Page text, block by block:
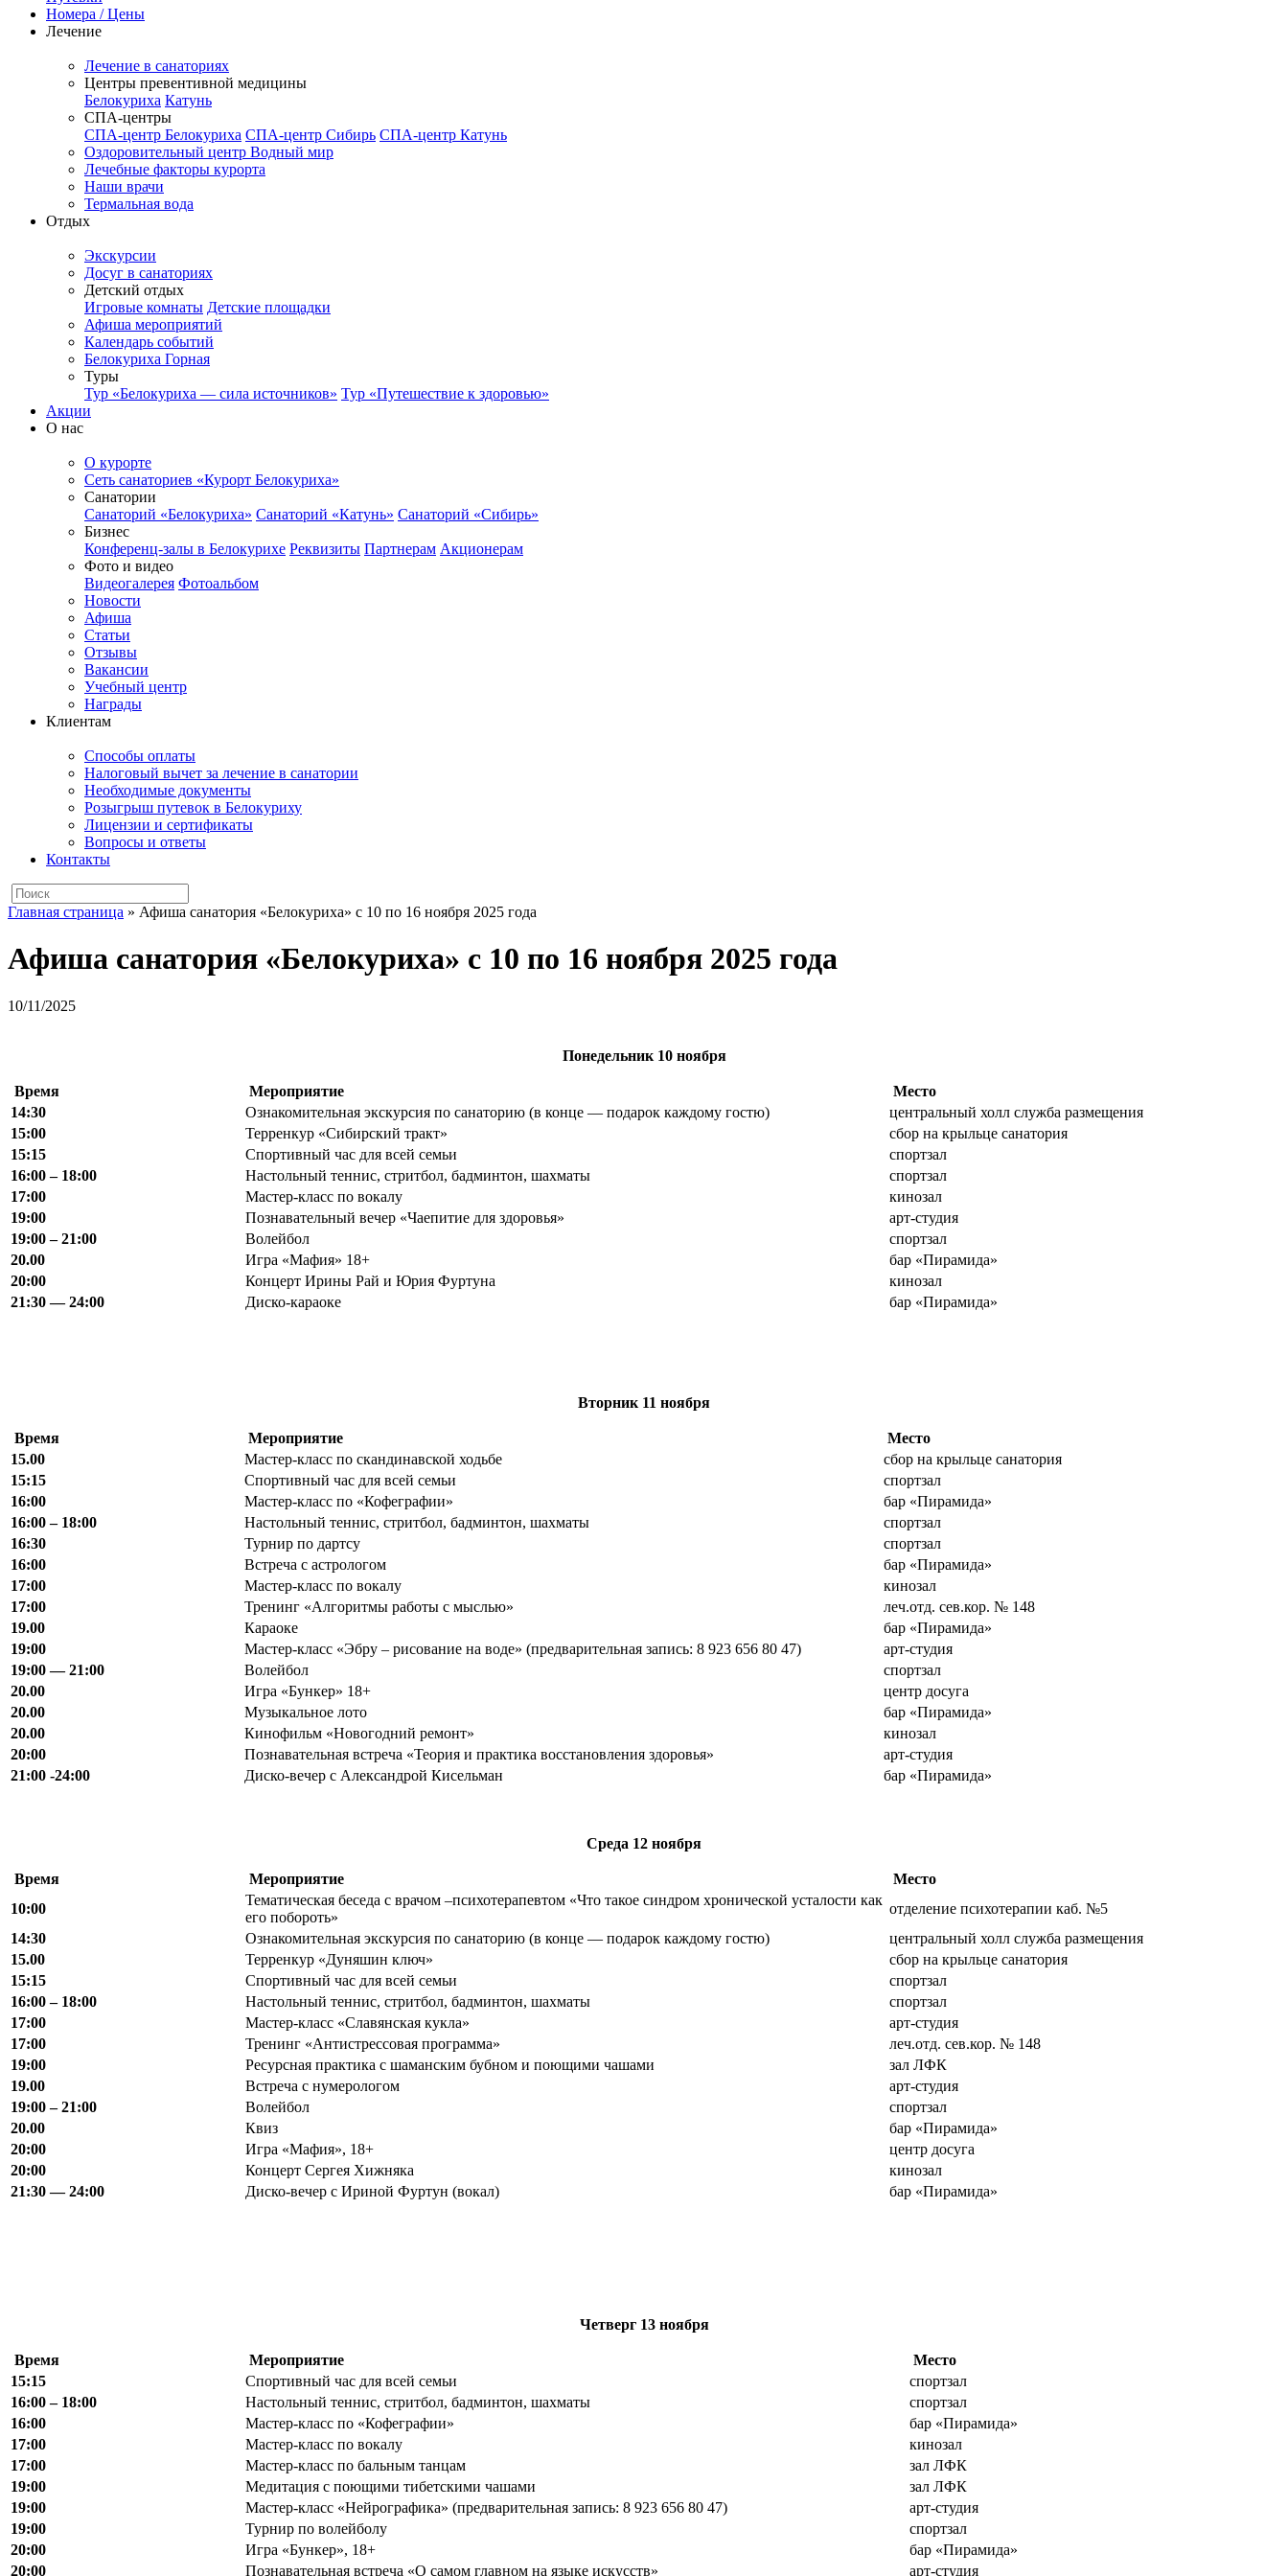
Номера / Цены
Лечение
Лечение в санаториях
Центры превентивной медицины
Белокуриха Катунь
СПА-центры
СПА-центр Белокуриха СПА-центр Сибирь СПА-центр Катунь
Оздоровительный центр Водный мир
Лечебные факторы курорта
Наши врачи
Термальная вода
Отдых
Экскурсии
Досуг в санаториях
Детский отдых
Игровые комнаты Детские площадки
Афиша мероприятий
Календарь событий
Белокуриха Горная
Туры
Тур «Белокуриха — сила источников» Тур «Путешествие к здоровью»
Акции
О нас
О курорте
Сеть санаториев «Курорт Белокуриха»
Санатории
Санаторий «Белокуриха» Санаторий «Катунь» Санаторий «Сибирь»
Бизнес
Конференц-залы в Белокурихе Реквизиты Партнерам Акционерам
Фото и видео
Видеогалерея Фотоальбом
Новости
Афиша
Статьи
Отзывы
Вакансии
Учебный центр
Награды
Клиентам
Способы оплаты
Налоговый вычет за лечение в санатории
Необходимые документы
Розыгрыш путевок в Белокуриху
Лицензии и сертификаты
Вопросы и ответы
Контакты
Главная страница » Афиша санатория «Белокуриха» с 10 по 16 ноября 2025 года
Афиша санатория «Белокуриха» с 10 по 16 ноября 2025 года
10/11/2025
Понедельник10 ноября
Время Мероприятие
Место
14:30
Ознакомительная экскурсия по санаторию (в конце — подарок каждому гостю)
центральный холл служба размещения
15:00
Терренкур «Сибирский тракт»
сбор на крыльце санатория
15:15
Спортивный час для всей семьи
спортзал
16:00 – 18:00
Настольный теннис, стритбол, бадминтон, шахматы
спортзал
17:00
Мастер-класс по вокалу
кинозал
19:00
Познавательный вечер «Чаепитие для здоровья»
арт-студия
19:00 – 21:00
Волейбол
спортзал
20.00
Игра «Мафия» 18+
бар «Пирамида»
20:00
Концерт Ирины Рай и Юрия Фуртуна
кинозал
21:30 — 24:00
Диско-караоке бар «Пирамида»
Вторник 11 ноября
Время Мероприятие
Место
15.00
Мастер-класс по скандинавской ходьбе
сбор на крыльце санатория
15:15
Спортивный час для всей семьи
спортзал
16:00
Мастер-класс по «Кофеграфии»
бар «Пирамида»
16:00 – 18:00
Настольный теннис, стритбол, бадминтон, шахматы
спортзал
16:30
Турнир по дартсу
спортзал
16:00
Встреча с астрологом
бар «Пирамида»
17:00
Мастер-класс по вокалу
кинозал
17:00
Тренинг «Алгоритмы работы с мыслью»
леч.отд. сев.кор. № 148
19.00
Караоке
бар «Пирамида»
19:00
Мастер-класс «Эбру – рисование на воде» (предварительная запись: 8 923 656 80 47)
арт-студия
19:00 — 21:00
Волейбол
спортзал
20.00
Игра «Бункер» 18+
центр досуга
20.00
Музыкальное лото
бар «Пирамида»
20.00
Кинофильм «Новогодний ремонт»
кинозал
20:00
Познавательная встреча «Теория и практика восстановления здоровья»
арт-студия
21:00 -24:00
Диско-вечер с Александрой Кисельман бар «Пирамида»
Среда 12 ноября
Время Мероприятие
Место
10:00
Тематическая беседа с врачом –психотерапевтом «Что такое синдром хронической усталости как
его побороть»
отделение психотерапии каб. №5
14:30
Ознакомительная экскурсия по санаторию (в конце — подарок каждому гостю)
центральный холл служба размещения
15.00
Терренкур «Дуняшин ключ»
сбор на крыльце санатория
15:15
Спортивный час для всей семьи
спортзал
16:00 – 18:00 Настольный теннис, стритбол, бадминтон, шахматы
спортзал
17:00
Мастер-класс «Славянская кукла»
арт-студия
17:00
Тренинг «Антистрессовая программа»
леч.отд. сев.кор. № 148
19:00
Ресурсная практика с шаманским бубном и поющими чашами
зал ЛФК
19.00
Встреча с нумерологом
арт-студия
19:00 – 21:00 Волейбол
спортзал
20.00
Квиз
бар «Пирамида»
20:00
Игра «Мафия», 18+
центр досуга
20:00 Концерт Сергея Хижняка
кинозал
21:30 — 24:00 Диско-вечер с Ириной Фуртун (вокал) бар «Пирамида»
Четверг 13 ноября
Время Мероприятие
Место
15:15
Спортивный час для всей семьи
спортзал
16:00 – 18:00
Настольный теннис, стритбол, бадминтон, шахматы
спортзал
16:00
Мастер-класс по «Кофеграфии»
бар «Пирамида»
17:00
Мастер-класс по вокалу
кинозал
17:00
Мастер-класс по бальным танцам
зал ЛФК
19:00
Медитация с поющими тибетскими чашами
зал ЛФК
19:00
Мастер-класс «Нейрографика» (предварительная запись: 8 923 656 80 47)
арт-студия
19:00
Турнир по волейболу
спортзал
20:00
Игра «Бункер», 18+
бар «Пирамида»
20:00
Познавательная встреча «О самом главном на языке искусств» арт-студия